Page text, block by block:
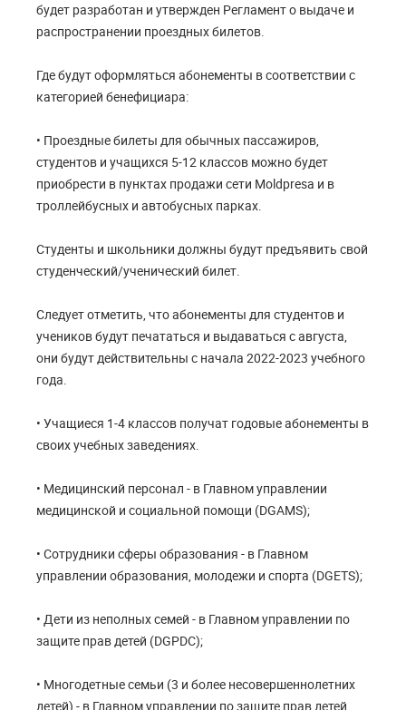
будет разработан и утвержден Регламент о выдаче и
распространении проездных билетов.
Где будут оформляться абонементы в соответствии с
категорией бенефициара:
• Проездные билеты для обычных пассажиров,
студентов и учащихся 5-12 классов можно будет
приобрести в пунктах продажи сети Moldpresa и в
троллейбусных и автобусных парках.
Студенты и школьники должны будут предъявить свой
студенческий/ученический билет.
Следует отметить, что абонементы для студентов и
учеников будут печататься и выдаваться с августа,
они будут действительны с начала 2022-2023 учебного
года.
• Учащиеся 1-4 классов получат годовые абонементы в
своих учебных заведениях.
• Медицинский персонал - в Главном управлении
медицинской и социальной помощи (DGAMS);
• Сотрудники сферы образования - в Главном
управлении образования, молодежи и спорта (DGETS);
• Дети из неполных семей - в Главном управлении по
защите прав детей (DGPDC);
• Многодетные семьи (3 и более несовершеннолетних
детей) - в Главном управлении по защите прав детей